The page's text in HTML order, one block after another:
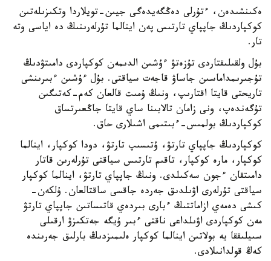
ەكىنشىدەن، ءتۇرلى دەڭگەيدەگى جيىن-تويلاردا وتكىزىلەتىن
كوكپاردىڭ جاپپاي تارتىس پەن اينالما تۇرلەرىنىڭ دە اياسى وتە
تار.
بۇل ولقىلىقتاردى تۇزەتۋ ءۇشىن الدىمەن كوكپاردى دامىتۋدىڭ
تۇجىرىمداماسىن جاساۋ قاجەت سياقتى. بۇل ءۇشىن ءبىرىنشى
تاريحتى قايتا اقتارىپ، ونىڭ ۇمىت قالعان كەم-كەتىگىن
تۇگەندەپ، ونى زامان تالابىنا ساي قايتا جاڭعىرتساق
كوكپاردىڭ بولمىس-ءبىتىمى اشىلارى حاق.
كوكپاردىڭ جاپپاي تارتۋ، ۇتىسىپ تارتۋ، دودا كوكپار، اينالما
كوكپار، مارە كوكپار، تاقىم تارتىس سياقتى تۇرلەرىن قاتار
دامىتقان ءجون سەكىلدى. ونىڭ جاپپاي تارتۋ، اينالما كوكپار
سياقتى تۇرلەرى اۋىلدىق جەردە جاقسى ساقتالعان. ۇلكەن-
كىشى دەمەي ازاماتتىڭ ءبارى بىردەي قاتىساتىن جاپپاي تارتۋ
مەن كوكپاردى اۋىلداعى ناقتى ءبىر ۇيگە جەتكىزۋ ارقىلى
سىيلىققا يە بولاتىن اينالما كوكپار ەلىمىزدىڭ بارلىق جەرىندە
كەڭ قولدانىلادى.